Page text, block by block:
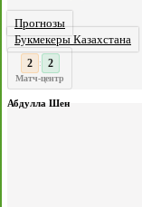
Прогнозы
Букмекеры Казахстана
3 : 2
Матч-центр
Абдулла Шен